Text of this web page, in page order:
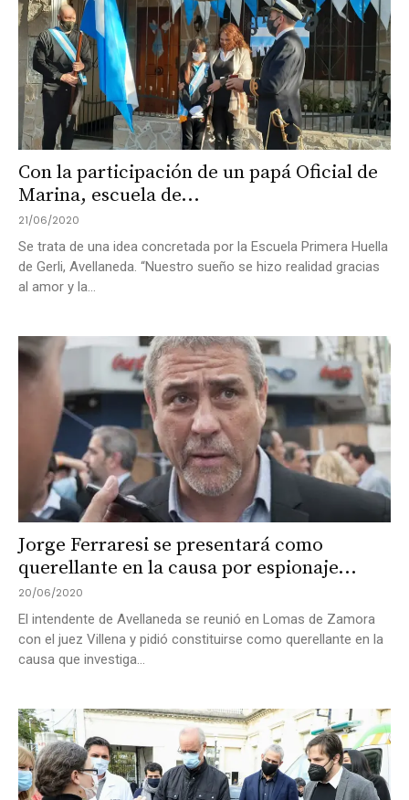
Con la participación de un papá Oficial de
Marina, escuela de...
21/06/2020
Se trata de una idea concretada por la Escuela Primera Huella
de Gerli, Avellaneda. “Nuestro sueño se hizo realidad gracias
al amor y la...
Jorge Ferraresi se presentará como
querellante en la causa por espionaje...
20/06/2020
El intendente de Avellaneda se reunió en Lomas de Zamora
con el juez Villena y pidió constituirse como querellante en la
causa que investiga...